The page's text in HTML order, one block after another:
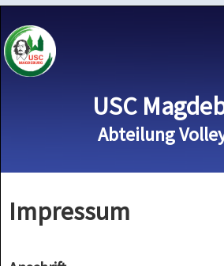
USC
Abteilung
Impressum